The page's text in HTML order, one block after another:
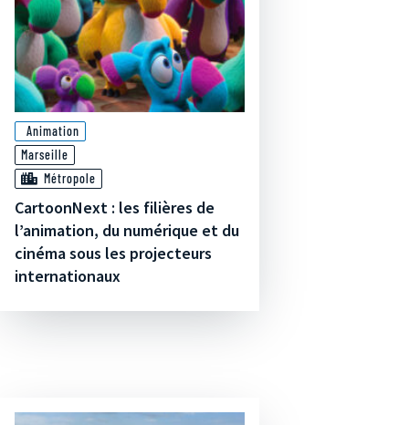
Animation
Marseille
Métropole
CartoonNext : les filières de
l’animation, du numérique et du
cinéma sous les projecteurs
internationaux